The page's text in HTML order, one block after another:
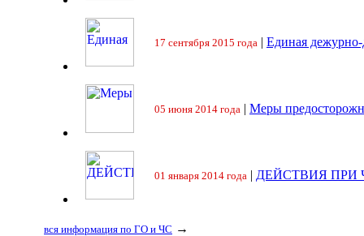
17 сентября 2015 года | Единая
05 июня 2014 года | Меры
01 января 2014 года | ДЕЙСТВИЯ ПРИ
вся информация по ГО и ЧС →